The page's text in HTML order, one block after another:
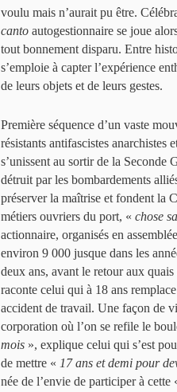
voulu mais n’aurait pu être.
canto autogestionnaire se joue
tout bonnement disparu. Entre
s’emploie à capter l’expérience
de leurs objets et de leurs gestes.
Première séquence d’un vaste
résistants antifascistes
s’unissent au sortir de la Seconde
détruit par les bombardements
préserver la maîtrise et fondent la
métiers ouvriers du port, « chose
actionnaire, organisés en
environ 9 000 jusque dans les
deux ans, avant le retour aux quais
raconte celui qui à 18 ans
accident de travail. Une façon de
corporation où l’on se refile le
mois », explique celui qui s’est
de mettre « 17 ans et demi pour
née de l’envie de participer à cette